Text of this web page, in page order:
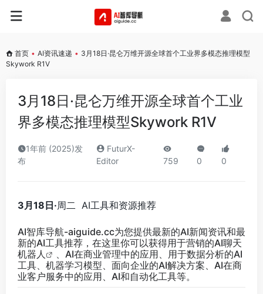
首页 • AI资讯速递 • 3月18日·昆仑万维开源全球首个工业界多模态推理模型
Skywork R1V
3月18日·昆仑万维开源全球首个工业
界多模态推理模型Skywork R1V
1年前 (2025)发
布
FuturX-
Editor
759 0 0
3月18日·周二 AI工具和资源推荐
AI智库导航-aiguide.cc为您提供最新的AI新闻资讯和最
新的AI工具推荐，在这里你可以获得用于营销的AI聊天
机器人
、AI在商业管理中的应用、用于数据分析的AI
工具、机器学习模型、面向企业的AI解决方案、AI在商
业客户服务中的应用、AI和自动化工具等。